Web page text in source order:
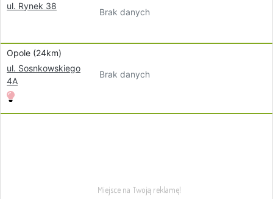
ul. Rynek 38
Brak danych
Opole (24km)
ul. Sosnkowskiego
4A
Brak danych